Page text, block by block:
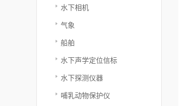
水下相机
气象
船舶
水下声学定位信标
水下探测仪器
哺乳动物保护仪